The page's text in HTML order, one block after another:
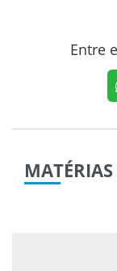
Entre
MATÉRIAS